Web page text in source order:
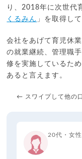
り、2018年に次世代
くるみん 」を取得し
会社をあげて育児休
の就業継続、管理職
修を実施しているた
あると言えます。
← スワイプして他の
20代・女性